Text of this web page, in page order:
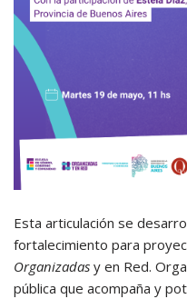
Esta articulación se
fortalecimiento para
Organizadas y en Red.
pública que acompaña y